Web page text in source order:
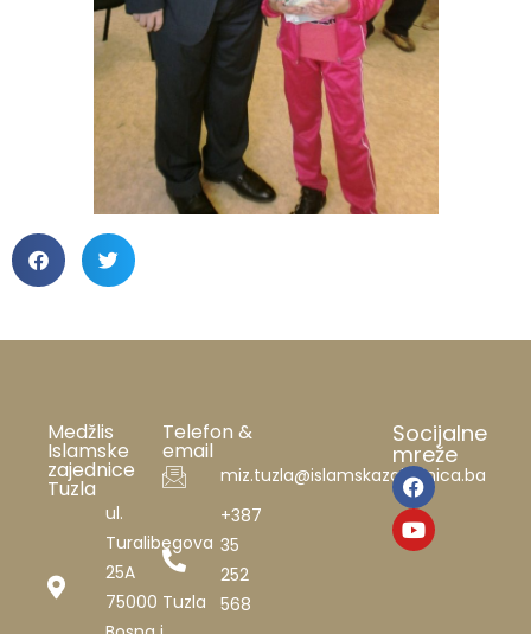
Medžlis
Islamske
zajednice
Tuzla
ul.
Turalibegova
25A
75000 Tuzla
Telefon &
email
miz.tuzla@islamskazajednica.ba
+387
35
252
568
Socijalne
mreže